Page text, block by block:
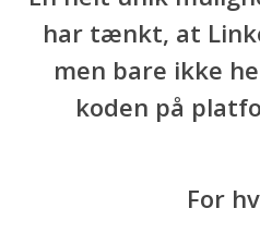
har tænkt, at
men bare ikke
koden på
For